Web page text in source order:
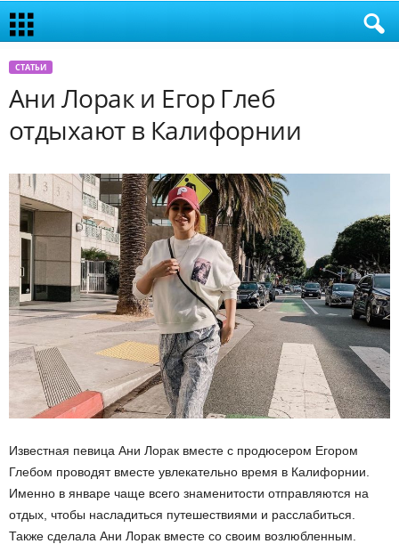
СТАТЬИ
Ани Лорак и Егор Глеб
отдыхают в Калифорнии
Известная певица Ани Лорак вместе с продюсером Егором
Глебом проводят вместе увлекательно время в Калифорнии.
Именно в январе чаще всего знаменитости отправляются на
отдых, чтобы насладиться путешествиями и расслабиться.
Также сделала Ани Лорак вместе со своим возлюбленным.